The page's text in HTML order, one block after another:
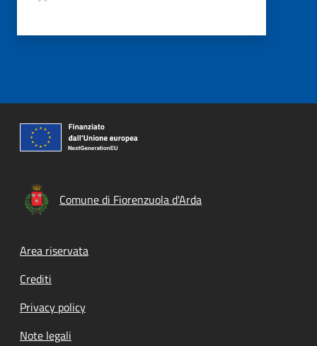
Comune di Fiorenzuola d'Arda
Footer menu
Area riservata
Crediti
Privacy policy
Note legali